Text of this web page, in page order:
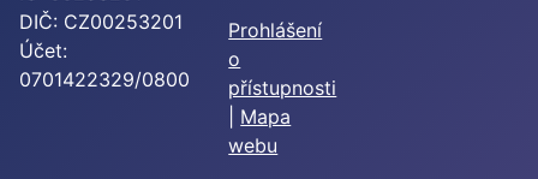
DIČ: CZ00253201
Účet:
0701422329/0800
Prohlášení
o
přístupnosti
Mapa
webu